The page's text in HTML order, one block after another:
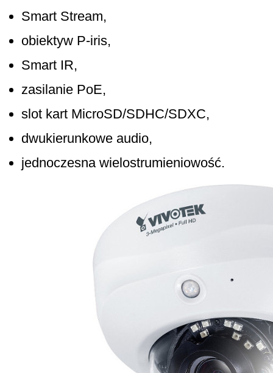
Smart Stream,
obiektyw P-iris,
Smart IR,
zasilanie PoE,
slot kart MicroSD/SDHC/SDXC,
dwukierunkowe audio,
jednoczesna wielostrumieniowość.